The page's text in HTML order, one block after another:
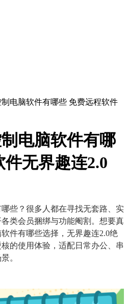
电脑软件有哪些 免费远程软件
电脑软件有哪
无界趣连2.0
些？很多人都在寻找无套路、实
类会员捆绑与功能阉割。想要真
件有哪些选择，无界趣连2.0绝
的使用体验，适配日常办公、串
。